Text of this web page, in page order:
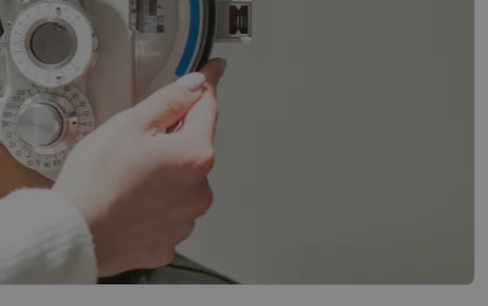
slapukai
Jūsų įrenginį,
Šie slapukai
slapukų
slapukų
dėl